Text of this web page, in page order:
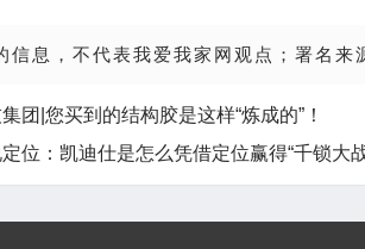
息，不代表我爱我家网观点；署名来
团|您买到的结构胶是这样“炼成的”！
位：凯迪仕是怎么凭借定位赢得“千锁大